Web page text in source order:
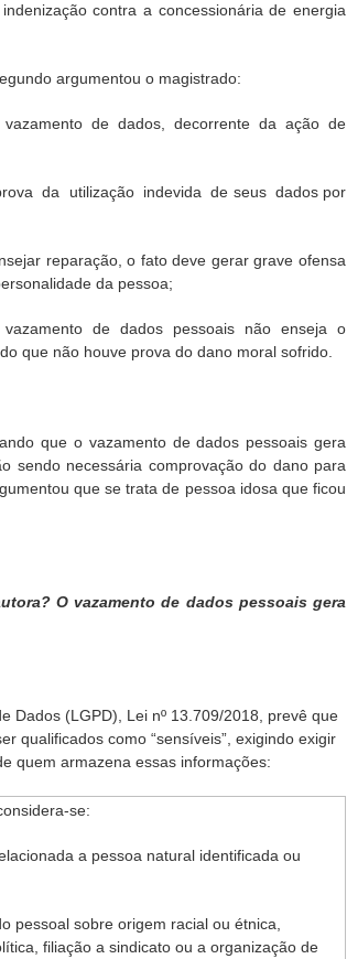
contra a concessionária de energia
argumentou o magistrado:
de dados, decorrente da ação de
da utilização indevida de seus dados por
reparação, o fato deve gerar grave ofensa
da pessoa;
de dados pessoais não enseja o
que não houve prova do dano moral sofrido.
que o vazamento de dados pessoais gera
sendo necessária comprovação do dano para
que se trata de pessoa idosa que ficou
O vazamento de dados pessoais gera
Dados (LGPD), Lei nº 13.709/2018, prevê que
qualificados como “sensíveis”, exigindo exigir
quem armazena essas informações:
se:
a pessoa natural identificada ou
pessoal sobre origem racial ou étnica,
filiação a sindicato ou a organização de